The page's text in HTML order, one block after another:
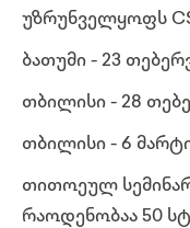
უზრუნველყოფს
ბათუმი - 23
თბილისი - 28
თბილისი - 6
თითოეულ
რაოდენობაა 50